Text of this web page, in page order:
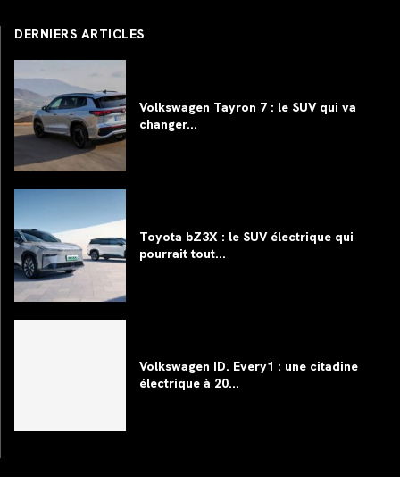
DERNIERS ARTICLES
Volkswagen Tayron 7 : le SUV qui va
changer...
Toyota bZ3X : le SUV électrique qui
pourrait tout...
Volkswagen ID. Every1 : une citadine
électrique à 20...